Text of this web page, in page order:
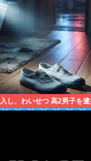
し、わいせつ 高2男子を